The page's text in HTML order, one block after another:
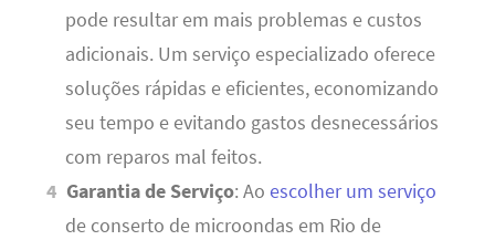
pode resultar em mais problemas e custos
adicionais. Um serviço especializado oferece
soluções rápidas e eficientes, economizando
seu tempo e evitando gastos desnecessários
com reparos mal feitos.
Garantia de Serviço: Aoescolher um serviço
de conserto de microondas em Rio de